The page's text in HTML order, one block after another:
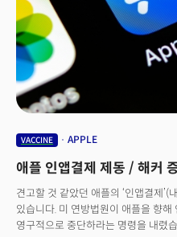
많죠. 큰 이익을 거둔 투자자들도 많
3000달러가 되면 팔겠다고 언급했
앞으로 4배 이상 올라야 합니다. 그만
긍정적으로 해석하고 있다는 의미겠
기술 플랫폼의 성장 속도가 주식 시
밝혀왔습니다. 그래서 우드의 이번 테
겁니다. '테슬라 찬양론'을 펴온 캐시
공격적으로 투자하는 것은 주의하라
상황에서는 부채비율이 높고 펀더멘
기술주가 가장 조정을 많이 받는다"
VACCINE APPLE
애플 인앱결제 제동 / 해커
견고할 것 같았던 애플의 ‘인앱결제
있습니다. 미 연방법원이 애플을 향
영구적으로 중단하라는 명령을 내렸